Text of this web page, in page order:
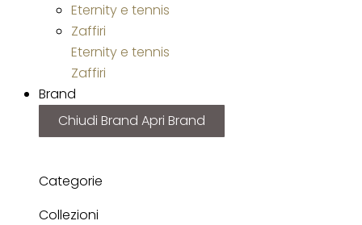
Eternity e tennis
Zaffiri
Eternity e tennis
Zaffiri
Brand
Chiudi Brand Apri Brand
Categorie
Collezioni